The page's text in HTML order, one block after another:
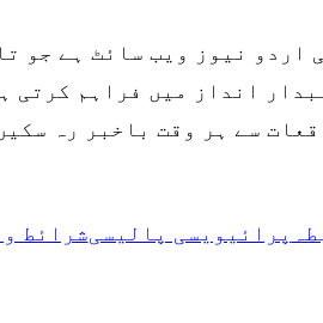
نیوز ویب سائٹ ہے جو
انداز میں فراہم کرتی
سے ہر وقت باخبر رہ
پرائیویسی پالیسیشرائط